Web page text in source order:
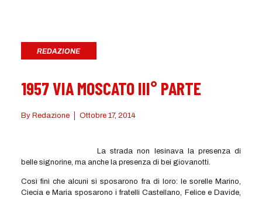
REDAZIONE
1957 VIA MOSCATO III° PARTE
ByRedazione Ottobre 17, 2014
La strada non lesinava la presenza di
belle signorine, ma anche la presenza di bei giovanotti.
Così finì che alcuni si sposarono fra di loro: le sorelle Marino,
Ciecia e Maria sposarono i fratelli Castellano, Felice e Davide,